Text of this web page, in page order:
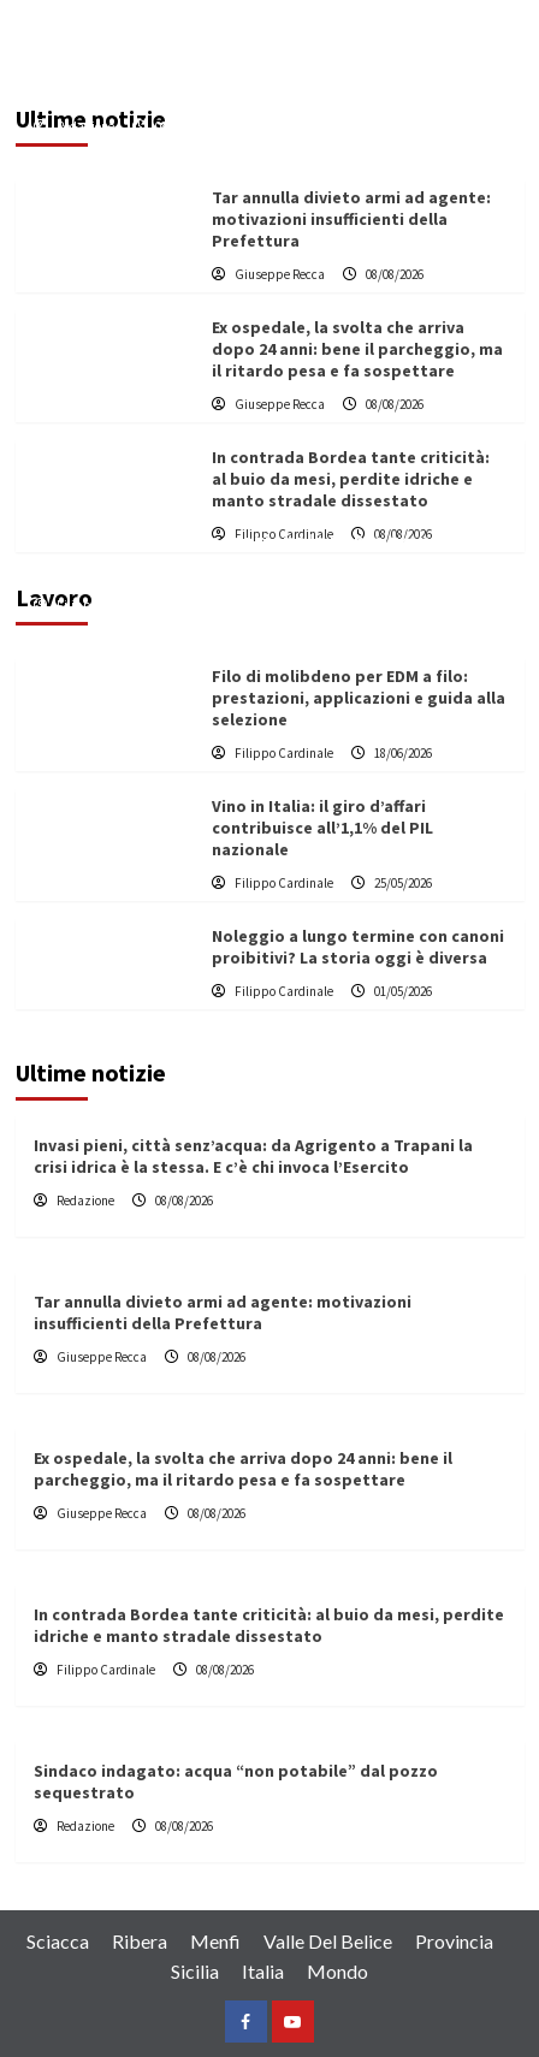
Ultime notizie
Redazione 08/08/2026
Tar annulla divieto armi ad agente:
motivazioni insufficienti della
Prefettura
Giuseppe Recca 08/08/2026
Ex ospedale, la svolta che arriva
dopo 24 anni: bene il parcheggio, ma
il ritardo pesa e fa sospettare
Giuseppe Recca 08/08/2026
In contrada Bordea tante criticità:
al buio da mesi, perdite idriche e
manto stradale dissestato
Filippo Cardinale 08/08/2026
Lavoro
L’ingegnere saccense Buscarnera partner chiave
di un progetto transnazionale per la transizione
Filippo Cardinale
Filo di molibdeno per EDM a filo:
prestazioni, applicazioni e guida alla
selezione
Filippo Cardinale 18/06/2026
Vino in Italia: il giro d’affari
contribuisce all’1,1% del PIL
nazionale
Filippo Cardinale 25/05/2026
Noleggio a lungo termine con canoni
proibitivi? La storia oggi è diversa
Filippo Cardinale 01/05/2026
Ultime notizie
Invasi pieni, città senz’acqua: da Agrigento a Trapani la
crisi idrica è la stessa. E c’è chi invoca l’Esercito
Redazione 08/08/2026
Tar annulla divieto armi ad agente: motivazioni
insufficienti della Prefettura
Giuseppe Recca 08/08/2026
Ex ospedale, la svolta che arriva dopo 24 anni: bene il
parcheggio, ma il ritardo pesa e fa sospettare
Giuseppe Recca 08/08/2026
In contrada Bordea tante criticità: al buio da mesi, perdite
idriche e manto stradale dissestato
Filippo Cardinale 08/08/2026
Sindaco indagato: acqua “non potabile” dal pozzo
sequestrato
Redazione 08/08/2026
Sciacca Ribera Menfi Valle Del Belice
Provincia
Sicilia
Italia Mondo
FacebookYountube